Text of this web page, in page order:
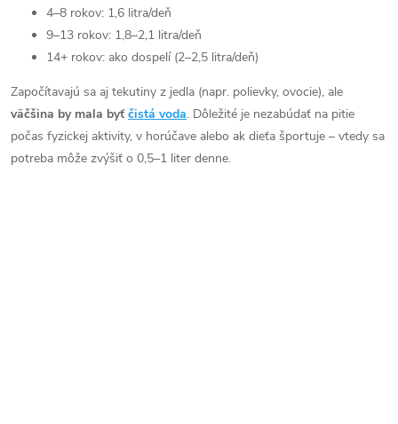
4–8 rokov: 1,6 litra/deň
9–13 rokov: 1,8–2,1 litra/deň
14+ rokov: ako dospelí (2–2,5 litra/deň)
Započítavajú sa aj tekutiny z jedla (napr. polievky, ovocie), ale
väčšina by mala byť čistá voda. Dôležité je nezabúdať na pitie
počas fyzickej aktivity, v horúčave alebo ak dieťa športuje – vtedy sa
potreba môže zvýšiť o 0,5–1 liter denne.